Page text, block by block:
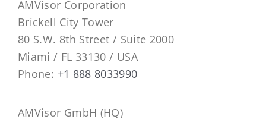
AMVisor Corporation
Brickell City Tower
80 S.W. 8th Street / Suite 2000
Miami / FL 33130 / USA
Phone: +1 888 8033990
AMVisor GmbH (HQ)